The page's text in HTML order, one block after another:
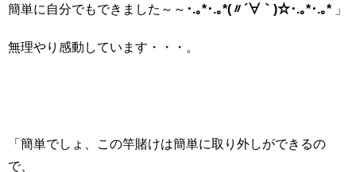
簡単に自分でもできました～～ ･.｡*･.｡*(〃´∀｀)☆･.｡*･.｡* 」
無理やり感動しています・・・。
「簡単でしょ、この竿賭けは簡単に取り外しができるの
で、